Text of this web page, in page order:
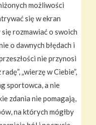
możliwości
się w ekran
rozmawiać o swoich
o dawnych błędach i
nie przynosi
„wierzę w Ciebie”,
sportowca, a nie
zdania nie pomagają,
na których mógłby